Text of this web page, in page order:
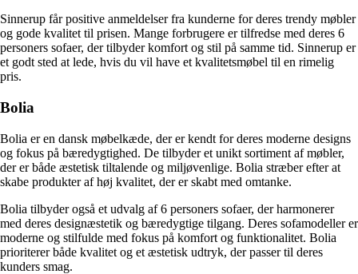
Sinnerup får positive anmeldelser fra kunderne for deres trendy møbler
og gode kvalitet til prisen. Mange forbrugere er tilfredse med deres 6
personers sofaer, der tilbyder komfort og stil på samme tid. Sinnerup er
et godt sted at lede, hvis du vil have et kvalitetsmøbel til en rimelig
pris.
Bolia
Bolia er en dansk møbelkæde, der er kendt for deres moderne designs
og fokus på bæredygtighed. De tilbyder et unikt sortiment af møbler,
der er både æstetisk tiltalende og miljøvenlige. Bolia stræber efter at
skabe produkter af høj kvalitet, der er skabt med omtanke.
Bolia tilbyder også et udvalg af 6 personers sofaer, der harmonerer
med deres designæstetik og bæredygtige tilgang. Deres sofamodeller er
moderne og stilfulde med fokus på komfort og funktionalitet. Bolia
prioriterer både kvalitet og et æstetisk udtryk, der passer til deres
kunders smag.